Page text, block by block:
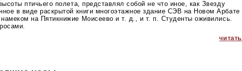
птичьего полета, представлял собой не что иное, как Звезду
в виде раскрытой книги многоэтажное здание СЭВ на Новом Арбате
на Пятикнижие Моисеево и т. д., и т. п. Студенты оживились.
читать